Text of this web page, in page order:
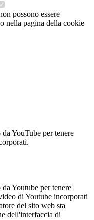
possono essere
nella pagina della cookie
YouTube per tenere
Youtube per tenere
di Youtube incorporati
del sito web sta
dell'interfaccia di